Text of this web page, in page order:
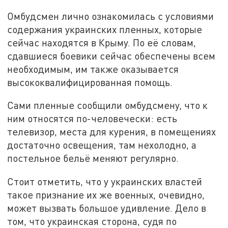
Омбудсмен лично ознакомилась с условиями
содержания украинских пленных, которые
сейчас находятся в Крыму. По её словам,
сдавшиеся боевики сейчас обеспечены всем
необходимым, им также оказывается
высококвалифицированная помощь.
Сами пленные сообщили омбудсмену, что к
ним относятся по-человечески: есть
телевизор, места для курения, в помещениях
достаточно освещения, там нехолодно, а
постельное бельё меняют регулярно.
Стоит отметить, что у украинских властей
такое признание их же военных, очевидно,
может вызвать большое удивление. Дело в
том, что украинская сторона, судя по